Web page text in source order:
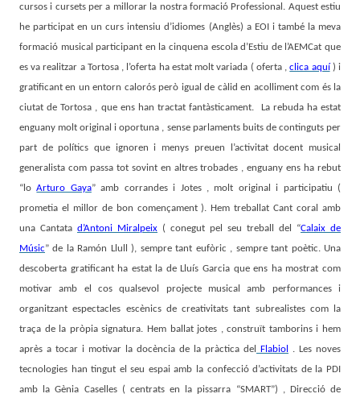
cursos i cursets per a millorar la nostra formació Professional. Aquest estiu
he participat en un curs intensiu d’idiomes (Anglès) a EOI i també la meva
formació musical participant en la cinquena escola d’Estiu de l’AEMCat que
es va realitzar a Tortosa , l’oferta ha estat molt variada ( oferta ,clica aquí) i
gratificant en un entorn calorós però igual de càlid en acolliment com és la
ciutat de Tortosa , que ens han tractat fantàsticament.
La rebuda ha estat
enguany molt original i oportuna , sense parlaments buits de continguts per
part de polítics que ignoren i menys preuen l’activitat docent musical
generalista com passa tot sovint en altres trobades , enguany ens ha rebut
“loArturo Gaya” amb corrandes i Jotes , molt original i participatiu (
prometia el millor de bon començament ). Hem treballat Cant coral amb
una Cantata d’Antoni Miralpeix ( conegut pel seu treball del “Calaix de
Músic” de la Ramón Llull ), sempre tant eufòric , sempre tant poètic. Una
descoberta gratificant ha estat la de Lluís Garcia que ens ha mostrat com
motivar amb el cos qualsevol projecte musical amb performances i
organitzant espectacles escènics de creativitats tant subrealistes com la
traça de la pròpia signatura. Hem ballat jotes , construït tamborins i hem
après a tocar i motivar la docència de la pràctica del
Flabiol
. Les noves
tecnologies han tingut el seu espai amb la confecció d’activitats de la PDI
amb la Gènia Caselles ( centrats en la pissarra “SMART”) , Direcció de